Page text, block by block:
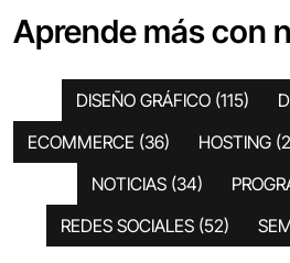
Aprende más con
DISEÑO GRÁFICO (115)
ECOMMERCE (36) HOSTING
NOTICIAS (34)
REDES SOCIALES (52)